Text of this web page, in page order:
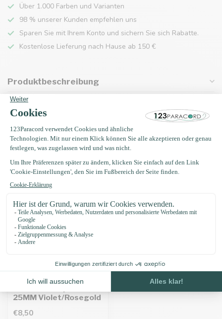
Über 1.000 Farben und Varianten
98 % unserer Kunden empfehlen uns
Sparen Sie mit Ihrem Konto und sichern Sie sich Rabatte.
Kostenlose Lieferung nach Hause ab 150 €
Produktbeschreibung
Eigenschaften
Zuletzt angesehen
25MM Violet/Rosegold
€8,50